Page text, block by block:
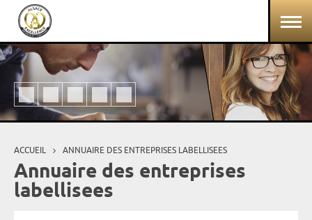
Aller au contenu principal
Vous êtes ici
ACCUEIL ANNUAIRE DES ENTREPRISES LABELLISEES
Annuaire des entreprises
labellisees
Panneau de gestion des cookies